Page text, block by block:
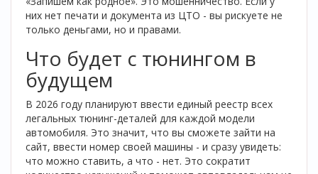
них нет печати и документа из ЦТО - вы рискуете не
только деньгами, но и правами.
Что будет с тюнингом в
будущем
В 2026 году планируют ввести единый реестр всех
легальных тюнинг-деталей для каждой модели
автомобиля. Это значит, что вы сможете зайти на
сайт, ввести номер своей машины - и сразу увидеть:
что можно ставить, а что - нет. Это сократит